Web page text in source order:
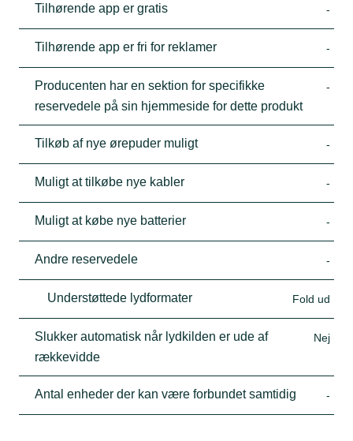
Tilhørende app er gratis -
Tilhørende app er fri for reklamer -
Producenten har en sektion for specifikke
reservedele på sin hjemmeside for dette produkt
-
Tilkøb af nye ørepuder muligt -
Muligt at tilkøbe nye kabler -
Muligt at købe nye batterier -
Andre reservedele -
Understøttede lydformater Fold ud
Slukker automatisk når lydkilden er ude af
rækkevidde
Nej
Antal enheder der kan være forbundet samtidig -